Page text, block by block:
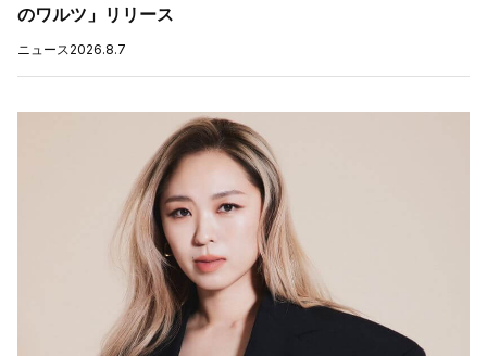
のワルツ」リリース
ニュース2026.8.7